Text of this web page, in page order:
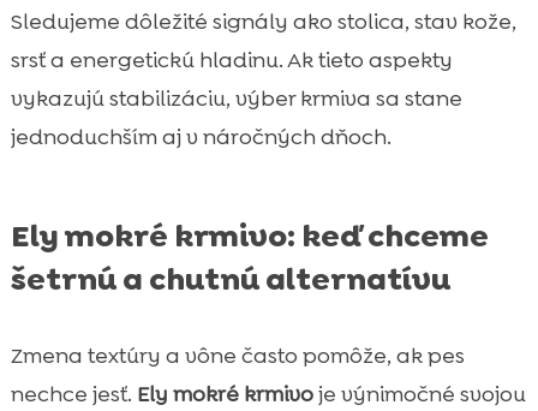
Sledujeme dôležité signály ako stolica, stav kože,
srsť a energetickú hladinu. Ak tieto aspekty
vykazujú stabilizáciu, výber krmiva sa stane
jednoduchším aj v náročných dňoch.
Ely mokré krmivo: keď chceme
šetrnú a chutnú alternatívu
Zmena textúry a vône často pomôže, ak pes
nechce jesť. Ely mokré krmivoje výnimočné svojou